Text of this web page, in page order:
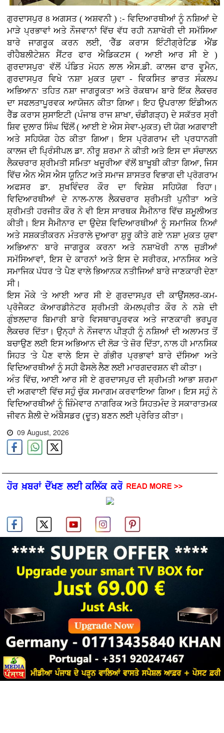
ਗੁਰਦਾਸਪੁਰ 8 ਅਗਸਤ ( ਅਸ਼ਵਨੀ ) :- ਵਿਦਿਆਰਥੀਆਂ ਨੂੰ ਨਸ਼ਿਆਂ ਦੇ
ਮਾੜੇ ਪ੍ਰਭਾਵਾਂ ਅਤੇ ਨੌਜਵਾਨਾਂ ਵਿੱਚ ਵੱਧ ਰਹੀ ਨਸ਼ਾਖੋਰੀ ਦੀ ਸਮੱਸਿਆ
ਬਾਰੇ ਜਾਗਰੂਕ ਕਰਨ ਲਈ, 'ਰੈੱਡ ਕਰਾਸ ਇੰਟੀਗ੍ਰੇਟਿਡ ਐਂਡ
ਰੀਹੈਬਲੀਟੇਸ਼ਨ ਸੈਂਟਰ ਫਾਰ ਐਡਿਕਟਸ ( ਆਈ ਆਰ ਸੀ ਏ )
ਗੁਰਦਾਸਪੁਰ' ਵੱਲੋਂ ਪੰਡਿਤ ਮੋਹਨ ਲਾਲ ਐਸ.ਡੀ. ਕਾਲਜ ਫਾਰ ਵੂਮੈਨ,
ਗੁਰਦਾਸਪੁਰ ਵਿਖੇ 'ਨਸ਼ਾ ਮੁਕਤ ਯੁਵਾ - ਵਿਕਸਿਤ ਭਾਰਤ ਸੰਕਲਪ
ਅਭਿਆਨ' ਤਹਿਤ ਨਸ਼ਾ ਜਾਗਰੂਕਤਾ ਅਤੇ ਰੋਕਥਾਮ ਬਾਰੇ ਇੱਕ ਲੈਕਚਰ
ਦਾ ਸਫਲਤਾਪੂਰਵਕ ਆਯੋਜਨ ਕੀਤਾ ਗਿਆ। ਇਹ ਉਪਰਾਲਾ ਇੰਡੀਅਨ
ਰੈੱਡ ਕਰਾਸ ਸੁਸਾਇਟੀ (ਪੰਜਾਬ ਰਾਜ ਸ਼ਾਖਾ, ਚੰਡੀਗੜ੍ਹ) ਦੇ ਸਕੱਤਰ ਸ੍ਰੀ
ਸ਼ਿਵ ਦੁਲਾਰ ਸਿੰਘ ਢਿੱਲੋਂ ( ਆਈ ਏ ਐਸ ਸੇਵਾ-ਮੁਕਤ) ਦੀ ਯੋਗ ਅਗਵਾਈ
ਅਤੇ ਸਹਿਯੋਗ ਹੇਠ ਕੀਤਾ ਗਿਆ। ਇਸ ਪ੍ਰੋਗਰਾਮ ਦੀ ਪ੍ਰਧਾਨਗੀ
ਕਾਲਜ ਦੀ ਪ੍ਰਿੰਸੀਪਲ ਡਾ. ਨੀਰੂ ਸ਼ਰਮਾ ਨੇ ਕੀਤੀ ਅਤੇ ਇਸ ਦਾ ਸੰਚਾਲਨ
ਲੈਕਚਰਾਰ ਸ਼੍ਰੀਮਤੀ ਸਮਿਤਾ ਖਜੂਰੀਆ ਵੱਲੋਂ ਬਾਖੂਬੀ ਕੀਤਾ ਗਿਆ, ਜਿਸ
ਵਿੱਚ ਐਨ ਐਸ ਐਸ ਯੂਨਿਟ ਅਤੇ ਸਮਾਜ ਸ਼ਾਸਤਰ ਵਿਭਾਗ ਦੀ ਪ੍ਰੋਗਰਾਮ
ਅਫਸਰ ਡਾ. ਸੁਖਵਿੰਦਰ ਕੌਰ ਦਾ ਵਿਸ਼ੇਸ਼ ਸਹਿਯੋਗ ਰਿਹਾ।
ਵਿਦਿਆਰਥੀਆਂ ਦੇ ਨਾਲ-ਨਾਲ ਲੈਕਚਰਾਰ ਸ਼੍ਰੀਮਤੀ ਪੁਨੀਤਾ ਅਤੇ
ਸ਼੍ਰੀਮਤੀ ਹਰਜੀਤ ਕੌਰ ਨੇ ਵੀ ਇਸ ਸਾਰਥਕ ਸੈਮੀਨਾਰ ਵਿੱਚ ਸ਼ਮੂਲੀਅਤ
ਕੀਤੀ। ਇਸ ਸੈਮੀਨਾਰ ਦਾ ਉਦੇਸ਼ ਵਿਦਿਆਰਥੀਆਂ ਨੂੰ ਸਮਾਜਿਕ ਨਿਆਂ
ਅਤੇ ਸਸ਼ਕਤੀਕਰਨ ਮੰਤਰਾਲੇ ਦੁਆਰਾ ਸ਼ੁਰੂ ਕੀਤੇ ਗਏ 'ਨਸ਼ਾ ਮੁਕਤ ਯੁਵਾ
ਅਭਿਆਨ' ਬਾਰੇ ਜਾਗਰੂਕ ਕਰਨਾ ਅਤੇ ਨਸ਼ਾਖੋਰੀ ਨਾਲ ਜੁੜੀਆਂ
ਸਮੱਸਿਆਵਾਂ, ਇਸ ਦੇ ਕਾਰਨਾਂ ਅਤੇ ਇਸ ਦੇ ਸਰੀਰਕ, ਮਾਨਸਿਕ ਅਤੇ
ਸਮਾਜਿਕ ਪੱਧਰ 'ਤੇ ਪੈਣ ਵਾਲੇ ਭਿਆਨਕ ਨਤੀਜਿਆਂ ਬਾਰੇ ਜਾਣਕਾਰੀ ਦੇਣਾ
ਸੀ।
ਇਸ ਮੌਕੇ 'ਤੇ ਆਈ ਆਰ ਸੀ ਏ ਗੁਰਦਾਸਪੁਰ ਦੀ ਕਾਉਂਸਲਰ-ਕਮ-
ਪ੍ਰੋਜੈਕਟ ਕੋਆਰਡੀਨੇਟਰ ਸ਼੍ਰੀਮਤੀ ਕੋਮਲਪ੍ਰੀਤ ਕੌਰ ਨੇ ਨਸ਼ੇ ਦੀ
ਗੁੰਝਲਦਾਰ ਬਿਮਾਰੀ ਬਾਰੇ ਵਿਸਥਾਰਪੂਰਵਕ ਅਤੇ ਜਾਣਕਾਰੀ ਭਰਪੂਰ
ਲੈਕਚਰ ਦਿੱਤਾ। ਉਨ੍ਹਾਂ ਨੇ ਨੌਜਵਾਨ ਪੀੜ੍ਹੀ ਨੂੰ ਨਸ਼ਿਆਂ ਦੀ ਅਲਾਮਤ ਤੋਂ
ਬਚਾਉਣ ਲਈ ਇਸ ਅਭਿਆਨ ਦੀ ਲੋੜ 'ਤੇ ਜ਼ੋਰ ਦਿੱਤਾ, ਨਾਲ ਹੀ ਮਾਨਸਿਕ
ਸਿਹਤ 'ਤੇ ਪੈਣ ਵਾਲੇ ਇਸ ਦੇ ਗੰਭੀਰ ਪ੍ਰਭਾਵਾਂ ਬਾਰੇ ਦੱਸਿਆ ਅਤੇ
ਵਿਦਿਆਰਥੀਆਂ ਨੂੰ ਸਹੀ ਫੈਸਲੇ ਲੈਣ ਲਈ ਮਾਰਗਦਰਸ਼ਨ ਵੀ ਕੀਤਾ।
ਅੰਤ ਵਿੱਚ, ਆਈ ਆਰ ਸੀ ਏ ਗੁਰਦਾਸਪੁਰ ਦੀ ਸ਼੍ਰੀਮਤੀ ਆਭਾ ਸ਼ਰਮਾ
ਦੀ ਅਗਵਾਈ ਵਿੱਚ ਸਹੁੰ ਚੁੱਕ ਸਮਾਗਮ ਕਰਵਾਇਆ ਗਿਆ। ਇਸ ਸਹੁੰ ਨੇ
ਵਿਦਿਆਰਥੀਆਂ ਨੂੰ ਜ਼ਿੰਮੇਵਾਰ ਨਾਗਰਿਕ ਅਤੇ ਸਿਹਤਮੰਦ ਤੇ ਸਕਾਰਾਤਮਕ
ਜੀਵਨ ਸ਼ੈਲੀ ਦੇ ਅੰਬੈਸਡਰ (ਦੂਤ) ਬਣਨ ਲਈ ਪ੍ਰੇਰਿਤ ਕੀਤਾ।
09 August, 2026